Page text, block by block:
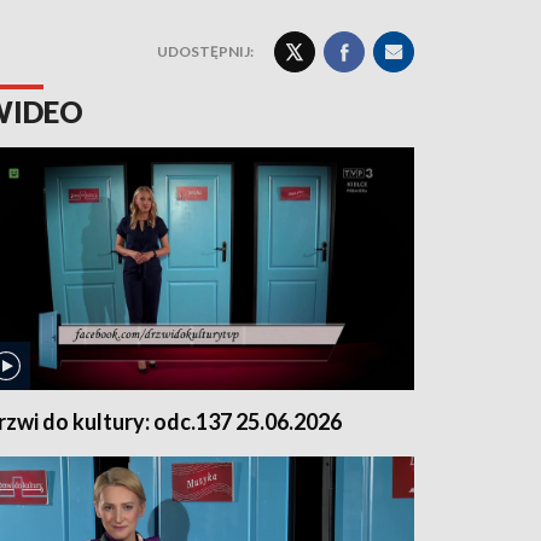
UDOSTĘPNIJ:
do kultury: odc.137 25.06.2026